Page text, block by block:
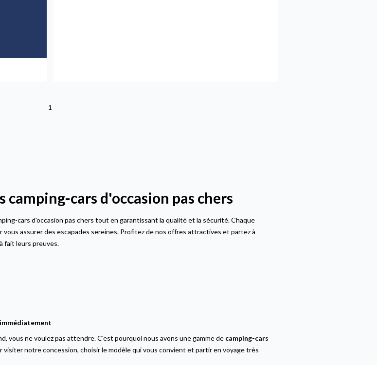
1
cars d'occasion pas chers
cars d'occasion pas chers tout en garantissant la qualité et la sécurité. Chaque
assurer des escapades sereines. Profitez de nos offres attractives et partez à
fait leurs preuves.
vous ne voulez pas attendre. C'est pourquoi nous avons une gamme de camping-cars
visiter notre concession, choisir le modèle qui vous convient et partir en voyage très